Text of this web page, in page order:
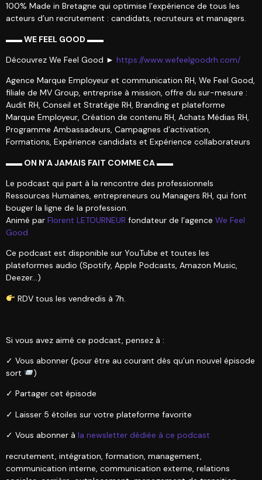
100% Made in Bretagne qui optimise l’expérience de tous les
acteurs d’un recrutement : candidats, recruteurs et managers.
▬▬ WE FEEL GOOD ▬▬
Découvrez We Feel Good ► https://www.wefeelgoodrh.com/
Agence Marque Employeur et communication RH, We Feel Good,
filiale de MV Group, entreprise à mission, offre du sur-mesure :
Audit RH, Conseil et Stratégie RH, Branding et plateforme
Marque Employeur, Création de contenu RH, Achats Médias RH,
Programme Ambassadeurs, Campagnes d’activation,
Formations, Expérience candidats et Expérience collaborateurs
▬▬ ON N’A JAMAIS FAIT COMME CA ▬▬
Le podcast qui part à la rencontre des professionnels
Ressources Humaines, entrepreneurs ou Managers RH, qui font
bouger la ligne de la profession.
Animé par Florent LETOURNEUR fondateur de l’agence We Feel
Good
Ce podcast est disponible sur YouTube et toutes les
plateformes audio (Spotify, Apple Podcasts, Amazon Music,
Deezer…)
RDV tous les vendredis à 7h.
Si vous avez aimé ce podcast, pensez à :
✓ Vous abonner (pour être au courant dès qu’un nouvel épisode
sort
)
✓ Partager cet épisode
✓ Laisser 5 étoiles sur votre plateforme favorite
✓ Vous abonner à la newsletter dédiée à ce podcast
recrutement, intégration, formation, management,
communication interne, communication externe, relations